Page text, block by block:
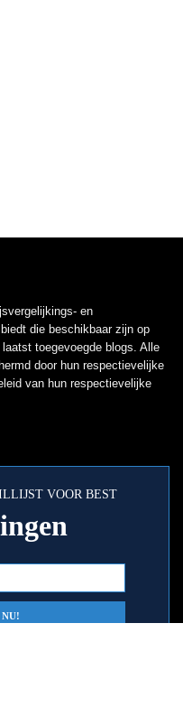
en
die beschikbaar zijn op
toegevoegde blogs. Alle
door hun respectievelijke
van hun respectievelijke
VOOR BEST